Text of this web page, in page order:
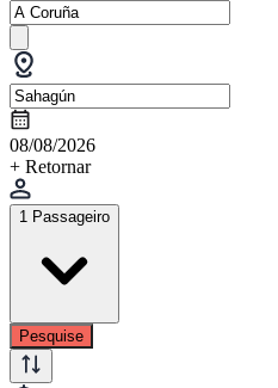
08/08/2026
+ Retornar
1 Passageiro
Pesquise